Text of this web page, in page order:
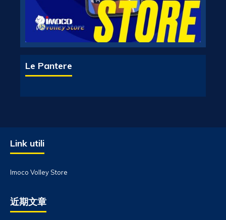
Le Pantere
Link utili
Imoco Volley Store
近期文章